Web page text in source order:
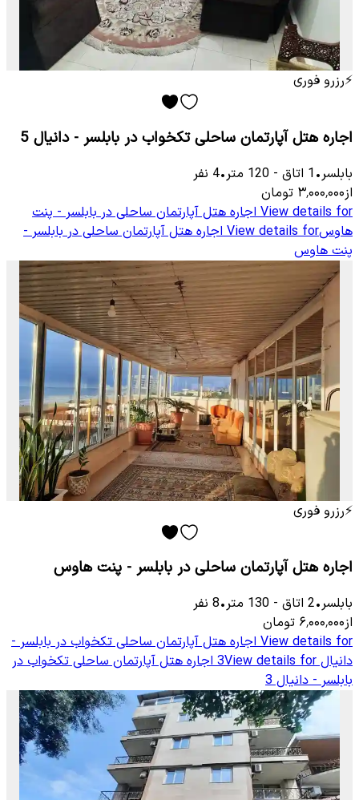
⚡رزرو فوری
اجاره هتل آپارتمان ساحلی تکخواب در بابلسر - دانیال 5
بابلسر•
1 اتاق -
120 متر•
4 نفر
از۳٬۰۰۰٬۰۰۰ تومان
View details for اجاره هتل آپارتمان ساحلی در بابلسر - پنت
هاوسView details for اجاره هتل آپارتمان ساحلی در بابلسر -
پنت هاوس
⚡رزرو فوری
اجاره هتل آپارتمان ساحلی در بابلسر - پنت هاوس
بابلسر•
2 اتاق -
130 متر•
8 نفر
از۶٬۰۰۰٬۰۰۰ تومان
View details for اجاره هتل آپارتمان ساحلی تکخواب در بابلسر -
دانیال 3View details for اجاره هتل آپارتمان ساحلی تکخواب در
بابلسر - دانیال 3